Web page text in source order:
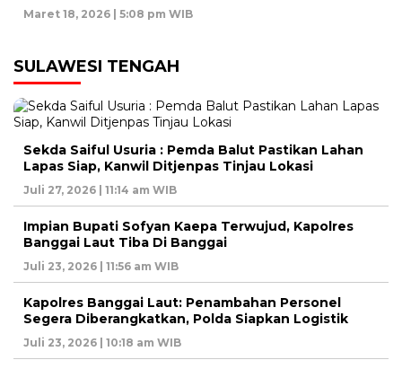
Maret 18, 2026 | 5:08 pm WIB
SULAWESI TENGAH
Sekda Saiful Usuria : Pemda Balut Pastikan Lahan
Lapas Siap, Kanwil Ditjenpas Tinjau Lokasi
Juli 27, 2026 | 11:14 am WIB
Impian Bupati Sofyan Kaepa Terwujud, Kapolres
Banggai Laut Tiba Di Banggai
Juli 23, 2026 | 11:56 am WIB
Kapolres Banggai Laut: Penambahan Personel
Segera Diberangkatkan, Polda Siapkan Logistik
Juli 23, 2026 | 10:18 am WIB